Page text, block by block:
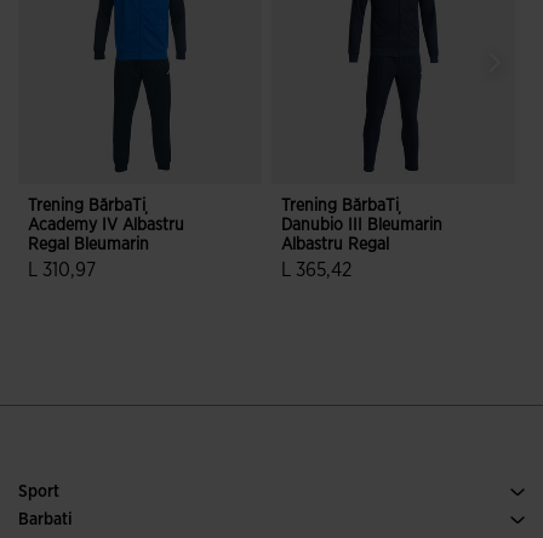
Trening BărbaȚi
Academy IV Albastru
Regal Bleumarin
L 310,97
Trening BărbaȚi
Danubio III Bleumarin
Albastru Regal
L 365,42
Sport
Alergare
Barbati